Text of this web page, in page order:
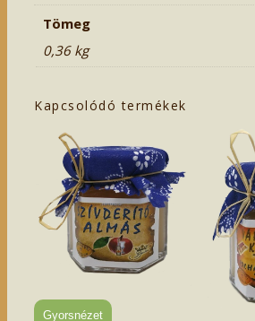
Tömeg
0,36 kg
Kapcsolódó termékek
Gyorsnézet